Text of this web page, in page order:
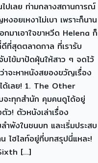
ปเลย ท่ามกลางสถานการณ์
อยเหงาไม่เบา เพราะก็นาน
มาเอาใจขาหวีด Helena ก็
สุดตลาดกาล ที่เรารับ
ไข้มาปัดฝุ่นให้สาว ๆ จดไว้
าจะหาหนังสยองขวัญเรื่อง
ด้เลย! 1. The Other
ะทุกสำนัก คุมคนดูได้อยู่
ว! ตัวหนังเล่าเรื่อง
พังในชนบท และเริ่มประสบ
ไฮไลท์อยู่ที่บทสรุปนี่แหละ!
[…]